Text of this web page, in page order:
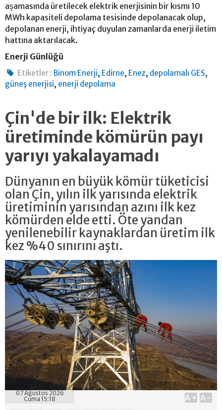
aşamasında üretilecek elektrik enerjisinin bir kısmı 10
MWh kapasiteli depolama tesisinde depolanacak olup,
depolanan enerji, ihtiyaç duyulan zamanlarda enerji iletim
hattına aktarılacak.
Enerji Günlüğü
Etiketler : Binom Enerji, Edirne, Enez, depolamalı GES,
güneş enerjisi, enerji depolama
Çin'de bir ilk: Elektrik
üretiminde kömürün payı
yarıyı yakalayamadı
Dünyanın en büyük kömür tüketicisi
olan Çin, yılın ilk yarısında elektrik
üretiminin yarısından azını ilk kez
kömürden elde etti. Öte yandan
yenilenebilir kaynaklardan üretim ilk
kez %40 sınırını aştı.
07 Ağustos 2026
Cuma 15:18
A+ A-